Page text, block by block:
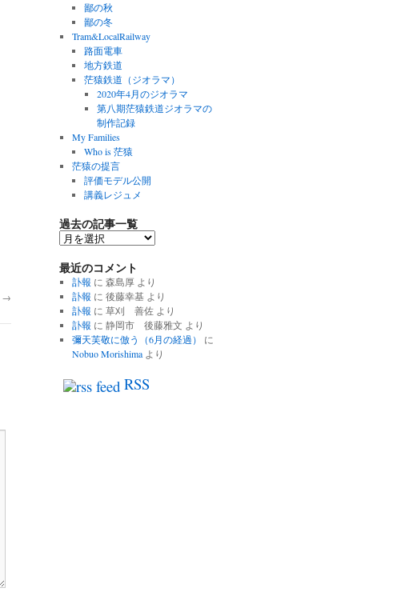
→
鄙の秋
鄙の冬
Tram&LocalRailway
路面電車
地方鉄道
茫猿鉄道（ジオラマ）
2020年4月のジオラマ
第八期茫猿鉄道ジオラマの
制作記録
My Families
Who is 茫猿
茫猿の提言
評価モデル公開
講義レジュメ
過去の記事一覧
過
の
記
事
一
覧
最近のコメント
訃報 に 森島厚より
訃報 に 後藤幸基 より
訃報 に 草刈 善佐より
訃報 に 静岡市 後藤雅文 より
彌天芙敬に倣う（6月の経過）
に
Nobuo Morishimaより
RSS